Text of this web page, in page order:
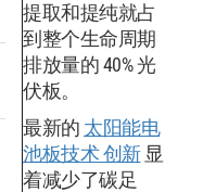
提取和提纯就占
到整个生命周期
排放量的 40% 光
伏板。
最新的 太阳能电
池板技术 创新显
着减少了碳足